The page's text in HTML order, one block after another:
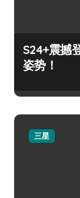
S24+震撼
姿势！
三星